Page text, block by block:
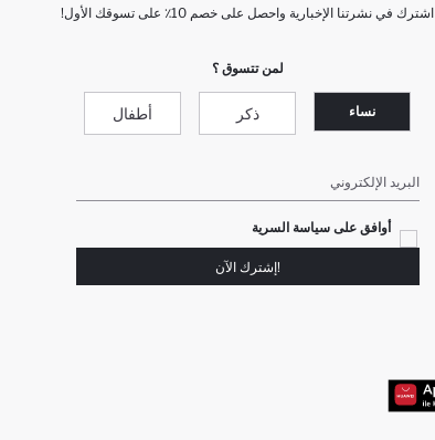
اشترك في نشرتنا الإخبارية واحصل على خصم 10٪ على تسوقك الأول!
لمن تتسوق ؟
نساء ذكر أطفال
البريد الإلكتروني
أوافق على سياسة السرية
!إشترك الآن